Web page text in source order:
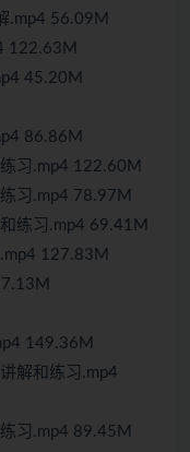
.mp4 56.09M
122.63M
45.20M
86.86M
习.mp4 122.60M
习.mp4 78.97M
练习.mp4 69.41M
127.83M
149.36M
解和练习.mp4
习.mp4 89.45M